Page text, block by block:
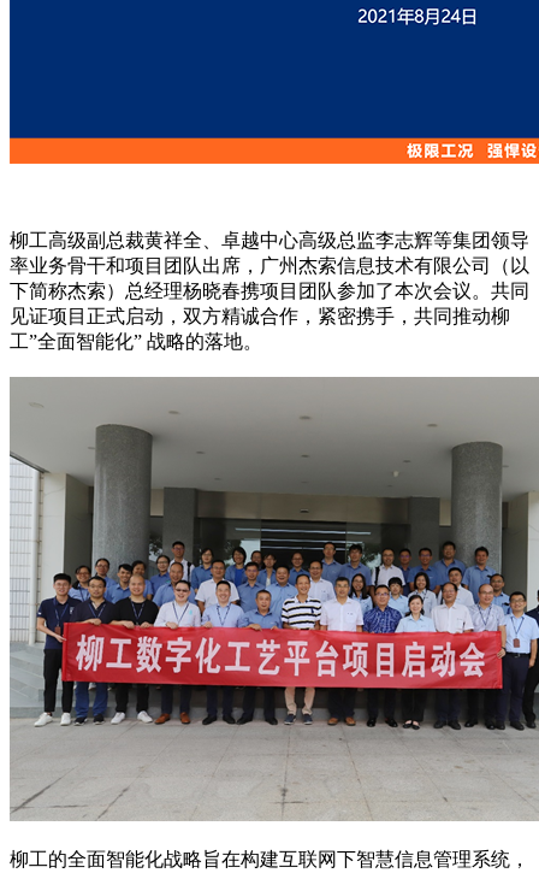
柳工高级副总裁黄祥全、卓越中心高级总监李志辉等集团领导
率业务骨干和项目团队出席，广州杰索信息技术有限公司（以
下简称杰索）总经理杨晓春携项目团队参加了本次会议。共同
见证项目正式启动，双方精诚合作，紧密携手，共同推动柳
工”全面智能化” 战略的落地。
柳工的全面智能化战略旨在构建互联网下智慧信息管理系统，